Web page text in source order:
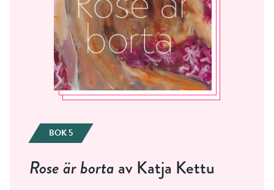
Jag accepterar villkoren.
RÖSTA
ÅNGRA OCH STÄNG
BOK 5
Rose är bortaav Katja Kettu